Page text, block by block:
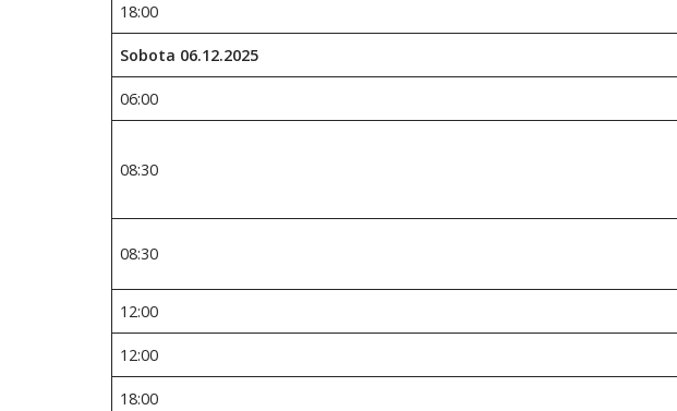
18:00
Sobota 06.12.2025
06:00
08:30
08:30
12:00
12:00
18:00